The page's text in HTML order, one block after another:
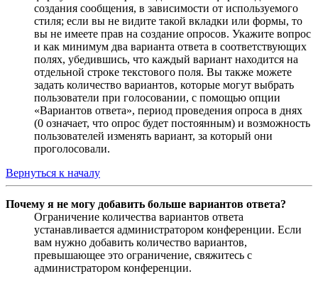
создания сообщения, в зависимости от используемого
стиля; если вы не видите такой вкладки или формы, то
вы не имеете прав на создание опросов. Укажите вопрос
и как минимум два варианта ответа в соответствующих
полях, убедившись, что каждый вариант находится на
отдельной строке текстового поля. Вы также можете
задать количество вариантов, которые могут выбрать
пользователи при голосовании, с помощью опции
«Вариантов ответа», период проведения опроса в днях
(0 означает, что опрос будет постоянным) и возможность
пользователей изменять вариант, за который они
проголосовали.
Вернуться к началу
Почему я не могу добавить больше вариантов ответа?
Ограничение количества вариантов ответа
устанавливается администратором конференции. Если
вам нужно добавить количество вариантов,
превышающее это ограничение, свяжитесь с
администратором конференции.